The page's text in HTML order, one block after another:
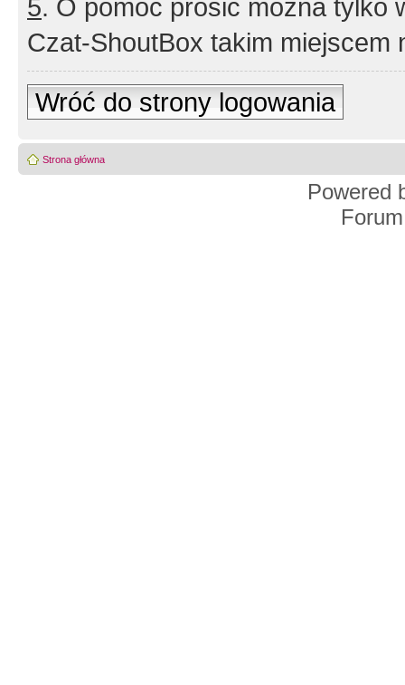
5. O pomoc prosić można tylko
Czat-ShoutBox takim miejscem
Wróć do strony logowania
Strona główna
Powered